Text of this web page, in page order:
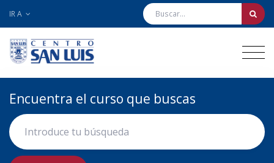
IR A
Encuentra el curso que buscas